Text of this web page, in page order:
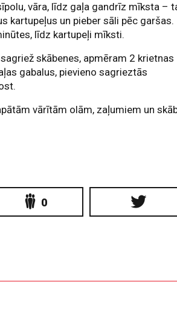
vāra, līdz gaļa gandrīz mīksta –
kartupeļus un pieber sāli pēc garšas.
līdz kartupeļi mīksti.
skābenes, apmēram 2 krietnas
gabalus, pievieno sagrieztās
vārītām olām, zaļumiem un
0